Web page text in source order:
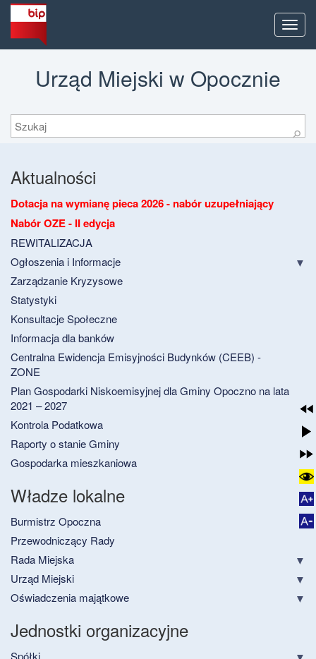
Menu
Urząd Miejski w Opocznie
Szukaj
⚲
Aktualności
Dotacja na wymianę pieca 2026 - nabór uzupełniający
Nabór OZE - II edycja
REWITALIZACJA
Ogłoszenia i Informacje
Zarządzanie Kryzysowe
Statystyki
Konsultacje Społeczne
Informacja dla banków
Centralna Ewidencja Emisyjności Budynków (CEEB) -
ZONE
Plan Gospodarki Niskoemisyjnej dla Gminy Opoczno na lata
2021 – 2027
Kontrola Podatkowa
Raporty o stanie Gminy
Gospodarka mieszkaniowa
Władze lokalne
Burmistrz Opoczna
Przewodniczący Rady
Rada Miejska
Urząd Miejski
Oświadczenia majątkowe
Jednostki organizacyjne
Spółki